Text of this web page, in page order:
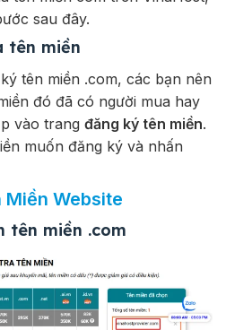
sau đây.
tên miền
tên miền .com, các bạn nên
đó đã có người mua hay
vào trang đăng ký tên miền.
muốn đăng ký và nhấn
Miền Website
tên miền .com